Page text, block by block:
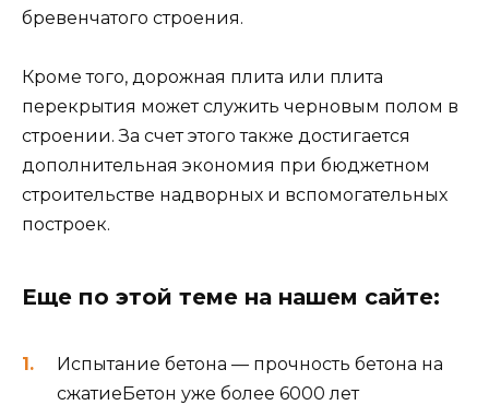
Какой фундамент дешевле
ленточный или блочный.
Какой фундамент дешевле
монолитный или из фбс
Затевая частную стройку, владелец будущего
этом получить надежное здание. И речь здесь
идет не только о выбранных строительных